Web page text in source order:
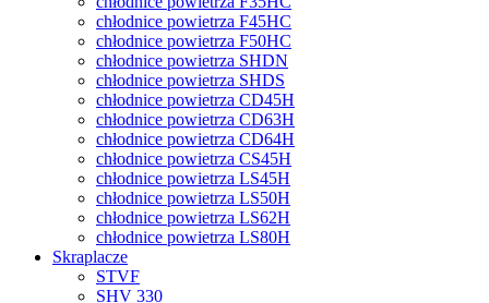
chłodnice powietrza F45HC
chłodnice powietrza F50HC
chłodnice powietrza SHDN
chłodnice powietrza SHDS
chłodnice powietrza CD45H
chłodnice powietrza CD63H
chłodnice powietrza CD64H
chłodnice powietrza CS45H
chłodnice powietrza LS45H
chłodnice powietrza LS50H
chłodnice powietrza LS62H
chłodnice powietrza LS80H
Skraplacze
STVF
SHV 330